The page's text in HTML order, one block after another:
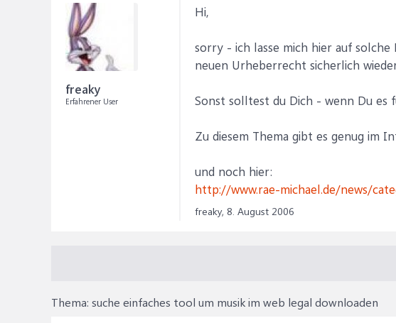
freaky
Erfahrener User
Hi,
sorry - ich lasse mich hier auf solche
neuen Urheberrecht sicherlich
Sonst solltest du Dich - wenn Du es
Zu diesem Thema gibt es genug im
und noch hier:
http://www.rae-michael.de/news/
freaky, 8. August 2006
Thema: suche einfaches tool um musik im web legal downloaden